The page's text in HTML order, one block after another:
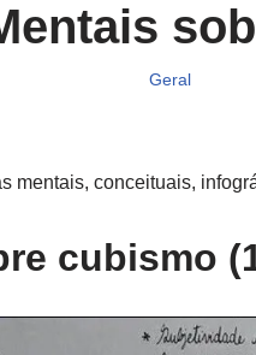
Geral
mentais, conceituais,
cubismo